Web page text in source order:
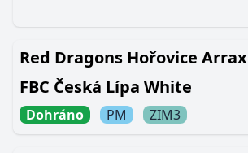
Red Dragons Hořovice Arrax
FBC Česká Lípa White
Dohráno PM ZIM3